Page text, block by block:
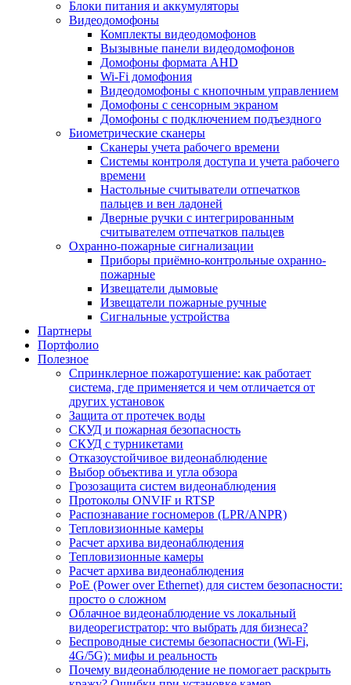
Блоки питания и аккумуляторы
Видеодомофоны
Комплекты видеодомофонов
Вызывные панели видеодомофонов
Домофоны формата AHD
Wi-Fi домофония
Видеодомофоны с кнопочным управлением
Домофоны с сенсорным экраном
Домофоны с подключением подъездного
Биометрические сканеры
Сканеры учета рабочего времени
Системы контроля доступа и учета рабочего
времени
Настольные считыватели отпечатков
пальцев и вен ладоней
Дверные ручки с интегрированным
считывателем отпечатков пальцев
Охранно-пожарные сигнализации
Приборы приёмно-контрольные охранно-
пожарные
Извещатели дымовые
Извещатели пожарные ручные
Сигнальные устройства
Партнеры
Портфолио
Полезное
Спринклерное пожаротушение: как работает
система, где применяется и чем отличается от
других установок
Защита от протечек воды
СКУД и пожарная безопасность
СКУД с турникетами
Отказоустойчивое видеонаблюдение
Выбор объектива и угла обзора
Грозозащита систем видеонаблюдения
Протоколы ONVIF и RTSP
Распознавание госномеров (LPR/ANPR)
Тепловизионные камеры
Расчет архива видеонаблюдения
Тепловизионные камеры
Расчет архива видеонаблюдения
PoE (Power over Ethernet) для систем безопасности:
просто о сложном
Облачное видеонаблюдение vs локальный
видеорегистратор: что выбрать для бизнеса?
Беспроводные системы безопасности (Wi-Fi,
4G/5G): мифы и реальность
Почему видеонаблюдение не помогает раскрыть